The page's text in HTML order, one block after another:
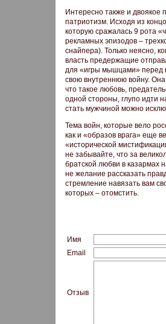
Интересно также и двоякое
патриотизм. Исходя из
которую сражалась 9 рота
рекламных эпизодов –
снайпера). Только неясно,
власть предержащие
для «игры мышцами» перед
свою внутреннюю войну.
что такое любовь,
одной стороны, глупо идти
стать мужчиной можно
Тема войн, которые вело
как и «образов врага» еще
«исторической
не забывайте, что за
братской любви в казармах
не желание рассказать
стремление навязать вам
которых – отомстить.
Имя
Email
Отзыв